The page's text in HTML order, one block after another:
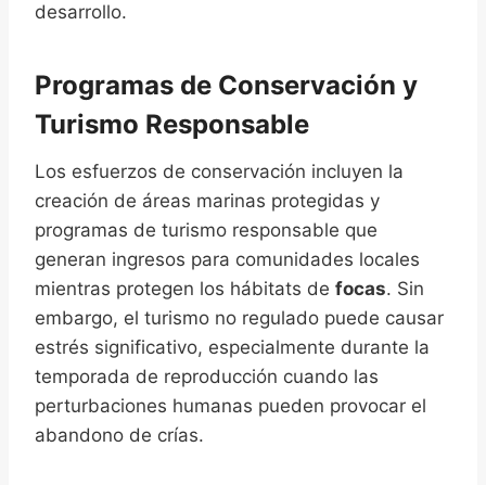
desarrollo.
Programas de Conservación y
Turismo Responsable
Los esfuerzos de conservación incluyen la
creación de áreas marinas protegidas y
programas de turismo responsable que
generan ingresos para comunidades locales
mientras protegen los hábitats de focas. Sin
embargo, el turismo no regulado puede causar
estrés significativo, especialmente durante la
temporada de reproducción cuando las
perturbaciones humanas pueden provocar el
abandono de crías.